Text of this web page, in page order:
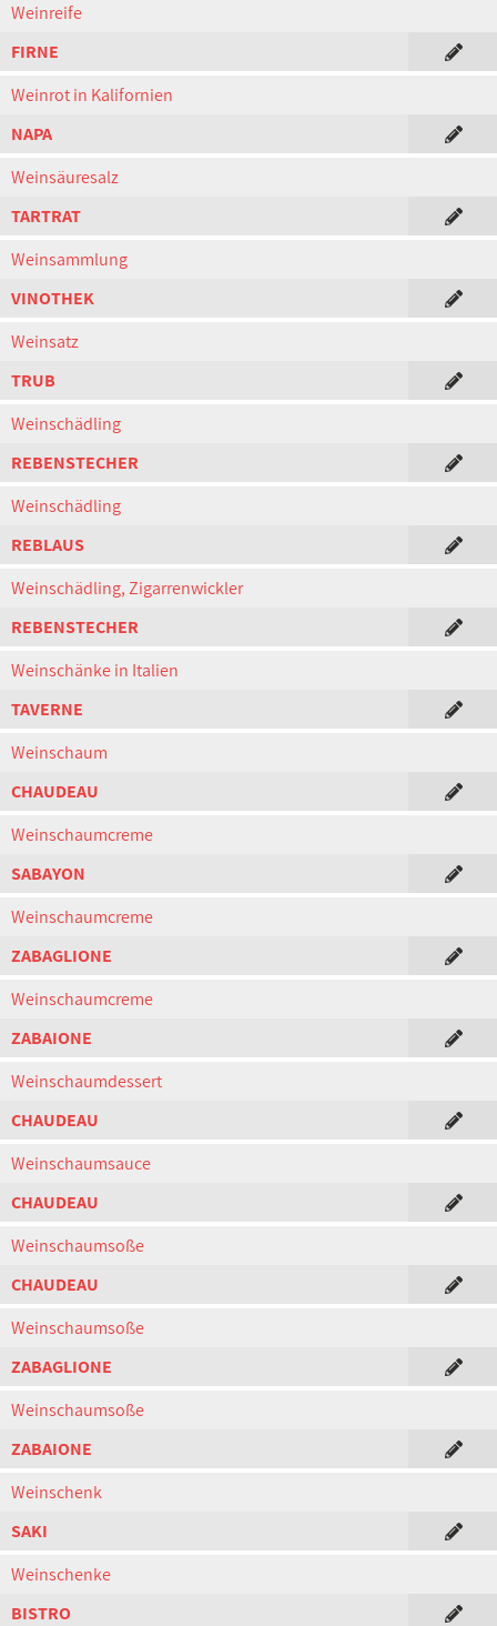
Weinreife
FIRNE
Weinrot in Kalifornien
NAPA
Weinsäuresalz
TARTRAT
Weinsammlung
VINOTHEK
Weinsatz
TRUB
Weinschädling
REBENSTECHER
Weinschädling
REBLAUS
Weinschädling, Zigarrenwickler
REBENSTECHER
Weinschänke in Italien
TAVERNE
Weinschaum
CHAUDEAU
Weinschaumcreme
SABAYON
Weinschaumcreme
ZABAGLIONE
Weinschaumcreme
ZABAIONE
Weinschaumdessert
CHAUDEAU
Weinschaumsauce
CHAUDEAU
Weinschaumsoße
CHAUDEAU
Weinschaumsoße
ZABAGLIONE
Weinschaumsoße
ZABAIONE
Weinschenk
SAKI
Weinschenke
BISTRO